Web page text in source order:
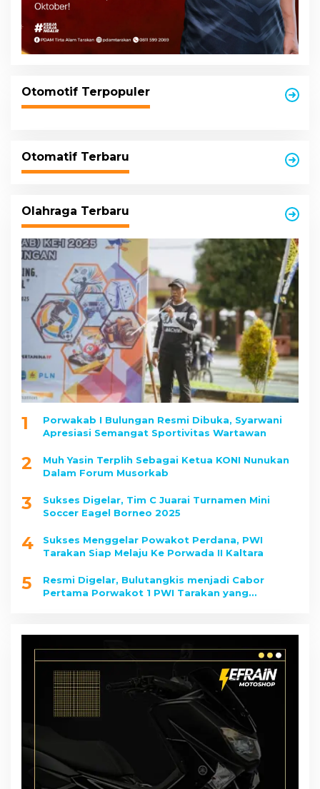
Otomotif Terpopuler
Otomatif Terbaru
Olahraga Terbaru
1
Porwakab I Bulungan Resmi Dibuka, Syarwani
Apresiasi Semangat Sportivitas Wartawan
2
Muh Yasin Terplih Sebagai Ketua KONI Nunukan
Dalam Forum Musorkab
3
Sukses Digelar, Tim C Juarai Turnamen Mini
Soccer Eagel Borneo 2025
4
Sukses Menggelar Powakot Perdana, PWI
Tarakan Siap Melaju Ke Porwada II Kaltara
5
Resmi Digelar, Bulutangkis menjadi Cabor
Pertama Porwakot 1 PWI Tarakan yang